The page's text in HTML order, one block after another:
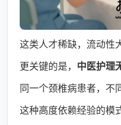
这类人才稀缺，流动性
更关键的是， 中医护理
同一个颈椎病患者，
这种高度依赖经验的模